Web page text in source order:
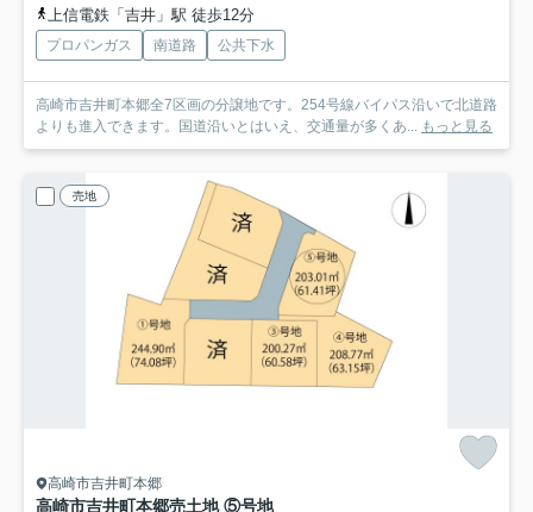
上信電鉄「吉井」駅 徒歩12分
プロパンガス 南道路 公共下水
高崎市吉井町本郷全7区画の分譲地です。254号線バイパス沿いで北道路
よりも進入できます。国道沿いとはいえ、交通量が多くあ... もっと見る
売地
高崎市吉井町本郷
高崎市吉井町本郷売土地 ⑤号地